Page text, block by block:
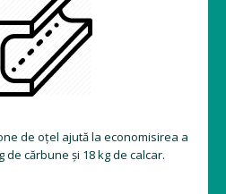
de oțel ajută la economisirea a
de cărbune și 18 kg de calcar.